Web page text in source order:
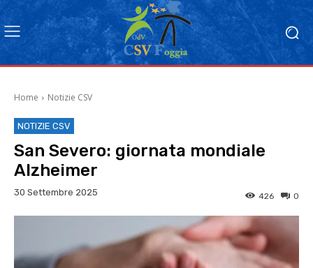
Home Notizie CSV
NOTIZIE CSV
San Severo: giornata mondiale
Alzheimer
30 Settembre 2025 0
426